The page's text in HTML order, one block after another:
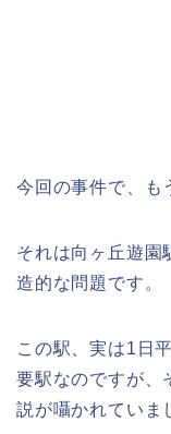
今回の事件で、も
それは向ヶ丘遊園
造的な問題です。
この駅、実は1日
要駅なのですが、
説が囁かれていま